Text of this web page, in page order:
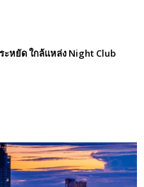
ะหยัด ใกล้แหล่ง Night Club